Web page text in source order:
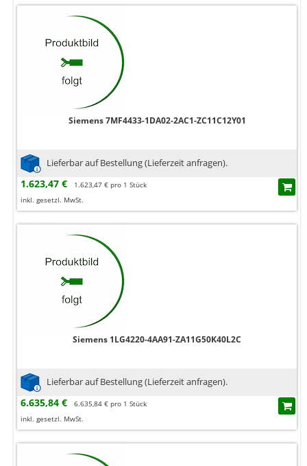
Siemens 7MF4433-1DA02-2AC1-ZC11C12Y01
Lieferbar auf Bestellung (Lieferzeit anfragen).
1.623,47 €
1.623,47 € pro 1 Stück
inkl. gesetzl. MwSt.
Siemens 1LG4220-4AA91-ZA11G50K40L2C
Lieferbar auf Bestellung (Lieferzeit anfragen).
6.635,84 €
6.635,84 € pro 1 Stück
inkl. gesetzl. MwSt.